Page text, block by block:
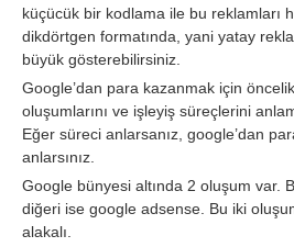
küçücük bir kodlama ile bu reklamları
dikdörtgen formatında, yani yatay
büyük gösterebilirsiniz.
Google’dan para kazanmak için
oluşumlarını ve işleyiş süreçlerini
Eğer süreci anlarsanız, google’dan
anlarsınız.
Google bünyesi altında 2 oluşum var.
diğeri ise google adsense. Bu iki
alakalı.